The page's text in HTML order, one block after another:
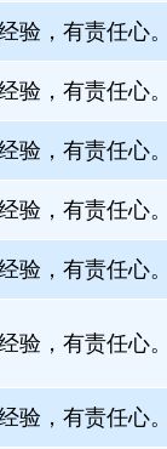
验，有责任心
验，有责任心
验，有责任心
验，有责任心
验，有责任心
验，有责任心
验，有责任心